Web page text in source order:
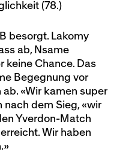
(78.)
besorgt. Lakomy
ab, Nsame
keine Chance. Das
Begegnung vor
ab. «Wir kamen super
nach dem Sieg, «wir
Yverdon-Match
Wir haben